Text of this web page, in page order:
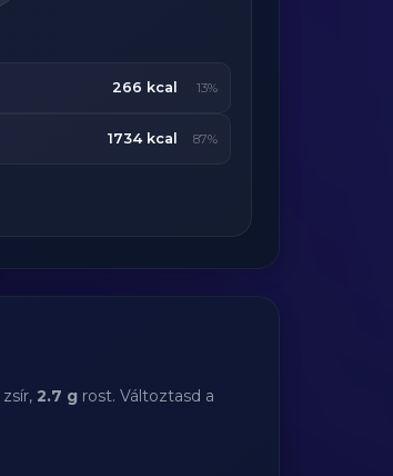
266 kcal 13%
1734 kcal 87%
zsír, 2.7 g rost. Változtasd a